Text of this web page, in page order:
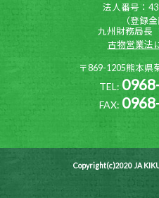
法人番号：
（登録
九州財務局長
古物営業法
〒869-1205熊本県
TEL:
FAX:
Copyright(c)2020 JA